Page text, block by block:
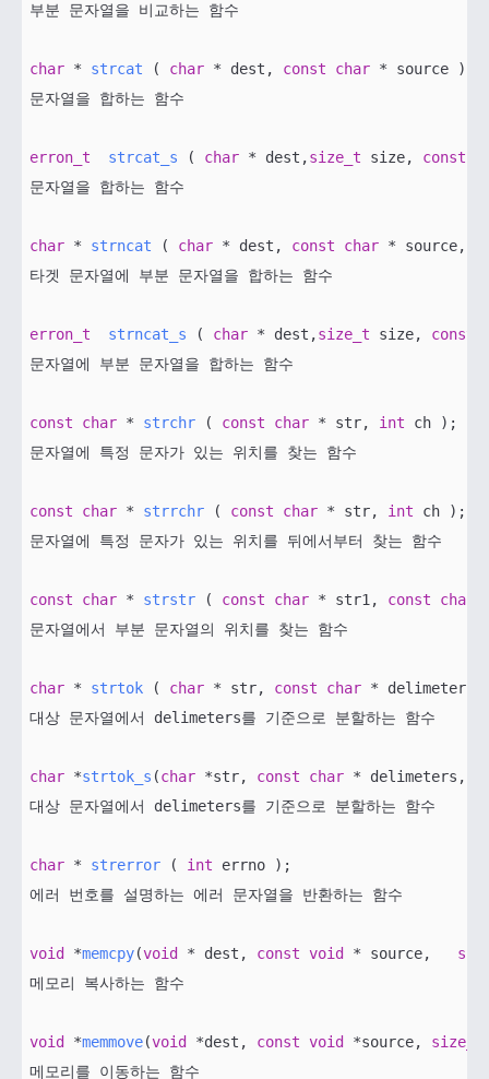
부분 문자열을 비교하는 함수
char * strcat ( char * dest, const char * source )
문자열을 합하는 함수
erron_t strcat_s ( char * dest,size_t size, const
문자열을 합하는 함수
char * strncat ( char * dest, const char * source,
타겟 문자열에 부분 문자열을 합하는 함수
erron_t strncat_s ( char * dest,size_t size, const
문자열에 부분 문자열을 합하는 함수
const char * strchr ( const char * str, int ch ) ;
문자열에 특정 문자가 있는 위치를 찾는 함수
const char * strrchr ( const char * str, int ch ) ;
문자열에 특정 문자가 있는 위치를 뒤에서부터 찾는 함수
const char * strstr ( const char * str1, const char
문자열에서 부분 문자열의 위치를 찾는 함수
char * strtok ( char * str, const char * delimeters)
대상 문자열에서 delimeters를 기준으로 분할하는 함수
char *strtok_s (char *str, const char * delimeters,
대상 문자열에서 delimeters를 기준으로 분할하는 함수
char * strerror ( int errno ) ;
에러 번호를 설명하는 에러 문자열을 반환하는 함수
void *memcpy(void * dest, const void * source,
메모리 복사하는 함수
void *memmove(void *dest, const void *source, size_t
메모리를 이동하는 함수